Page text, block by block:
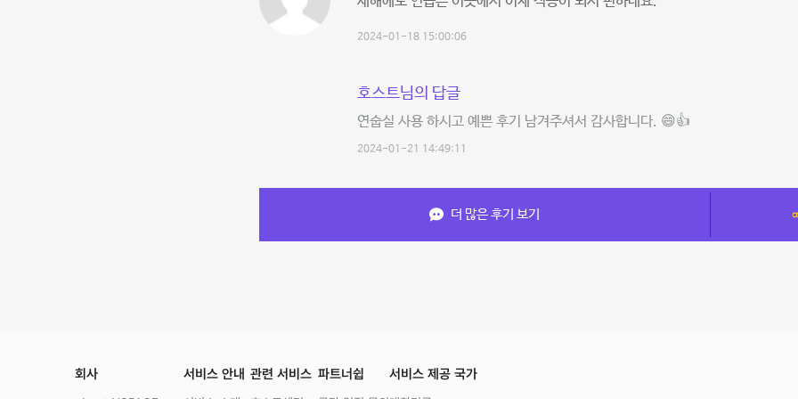
2024-01-18 15:00:06
호스트님의 답글
연숩실 사용 하시고 예쁜 후기 남겨주셔서 감사합니다. 😄👍
2024-01-21 14:49:11
더 많은 후기 보기
회사 서비스 안내 관련 서비스 파트너쉽 서비스 제공 국가